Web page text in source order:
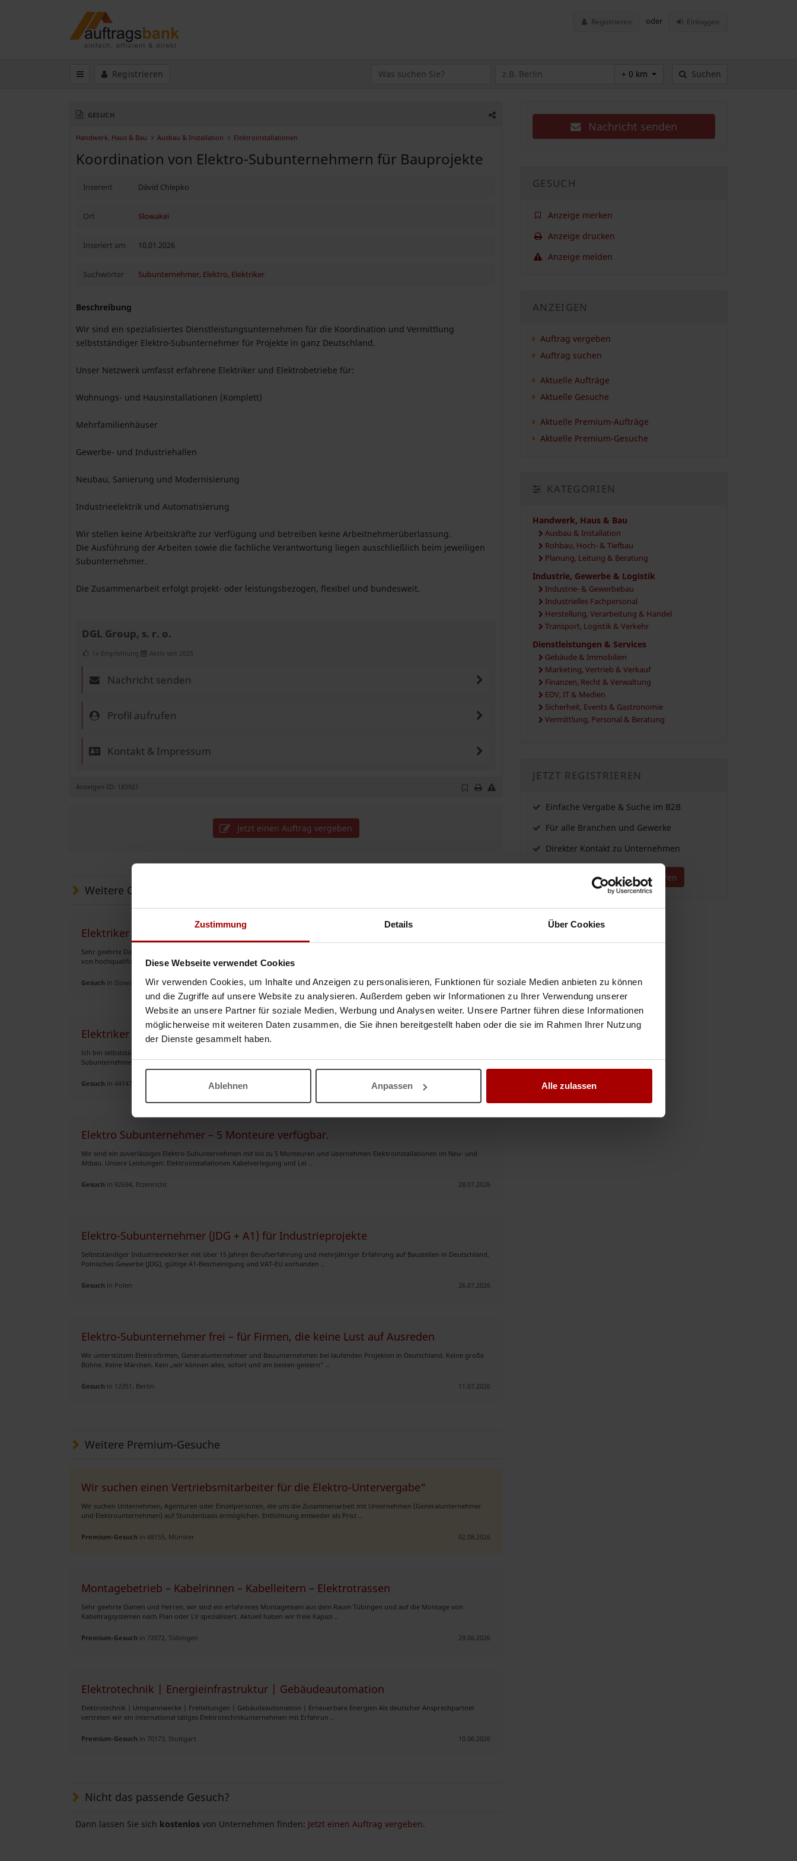
Zustimmung Details Über Cookies
Diese Webseite verwendet Cookies
Wir verwenden Cookies, um Inhalte und Anzeigen zu personalisieren, Funktionen für soziale Medien anbieten zu können
und die Zugriffe auf unsere Website zu analysieren. Außerdem geben wir Informationen zu Ihrer Verwendung unserer
Website an unsere Partner für soziale Medien, Werbung und Analysen weiter. Unsere Partner führen diese Informationen
möglicherweise mit weiteren Daten zusammen, die Sie ihnen bereitgestellt haben oder die sie im Rahmen Ihrer Nutzung
der Dienste gesammelt haben.
Ablehnen Anpassen Alle zulassen
Registrieren oder Einloggen
Registrieren + 0 km Suchen
GESUCH
Handwerk, Haus & Bau Ausbau & Installation Elektroinstallationen
Koordination von Elektro-Subunternehmern für Bauprojekte
Inserent Dávid Chlepko
Ort Slowakei
Inseriert am 10.01.2026
Suchwörter Subunternehmer, Elektro, Elektriker
Beschreibung
Wir sind ein spezialisiertes Dienstleistungsunternehmen für die Koordination und Vermittlung
selbstständiger Elektro-Subunternehmer für Projekte in ganz Deutschland.
Unser Netzwerk umfasst erfahrene Elektriker und Elektrobetriebe für:
Wohnungs- und Hausinstallationen (Komplett)
Mehrfamilienhäuser
Gewerbe- und Industriehallen
Neubau, Sanierung und Modernisierung
Industrieelektrik und Automatisierung
Wir stellen keine Arbeitskräfte zur Verfügung und betreiben keine Arbeitnehmerüberlassung.
Die Ausführung der Arbeiten sowie die fachliche Verantwortung liegen ausschließlich beim jeweiligen
Subunternehmer.
Die Zusammenarbeit erfolgt projekt- oder leistungsbezogen, flexibel und bundesweit.
DGL Group, s. r. o.
1x Empfehlung Aktiv seit 2025
Nachricht senden
Profil aufrufen
Kontakt & Impressum
Anzeigen-ID: 183921
Jetzt einen Auftrag vergeben
Weitere Gesuche
Elektriker Subunternehmer gesucht?
Sehr geehrte Damen und Herren, hiermit möchten wir Ihnen die Firma TatraMont s.r.o. vorstellen. Wir sind auf die Bereitstellung
von hochqualifizierten Elektrofachkräften für Bau- und Industrieproje ..
Gesuch in Slowakei 03.08.2026
Elektriker / Subunternehmer für Elektroinstallationen
Ich bin selbstständiger Elektroniker für Energie- und Gebäudetechnik und suche Aufträge oder eine Zusammenarbeit als
Subunternehmer. Meine Leistungen: - Elektroinstallationen - Beleuchtung - Ste ..
Gesuch in 44147, Dortmund
Elektro Subunternehmer – 5 Monteure verfügbar.
Wir sind ein zuverlässiges Elektro-Subunternehmen mit bis zu 5 Monteuren und übernehmen Elektroinstallationen im Neu- und
Altbau. Unsere Leistungen: Elektroinstallationen Kabelverlegung und Lei ..
Gesuch in 92694, Etzenricht 28.07.2026
Elektro-Subunternehmer (JDG + A1) für Industrieprojekte
Selbstständiger Industrieelektriker mit über 15 Jahren Berufserfahrung und mehrjähriger Erfahrung auf Baustellen in Deutschland.
Polnisches Gewerbe (JDG), gültige A1-Bescheinigung und VAT-EU vorhanden ..
Gesuch in Polen 26.07.2026
Elektro-Subunternehmer frei – für Firmen, die keine Lust auf Ausreden
Wir unterstützen Elektrofirmen, Generalunternehmer und Bauunternehmen bei laufenden Projekten in Deutschland. Keine große
Bühne. Keine Märchen. Kein „wir können alles, sofort und am besten gestern“ ..
Gesuch in 12351, Berlin 11.07.2026
Weitere Premium-Gesuche
Wir suchen einen Vertriebsmitarbeiter für die Elektro-Untervergabe“
Wir suchen Unternehmen, Agenturen oder Einzelpersonen, die uns die Zusammenarbeit mit Unternehmen (Generalunternehmer
und Elektrounternehmen) auf Stundenbasis ermöglichen. Entlohnung entweder als Proz ..
Premium-Gesuch in 48155, Münster 02.08.2026
Montagebetrieb – Kabelrinnen – Kabelleitern – Elektrotrassen
Sehr geehrte Damen und Herren, wir sind ein erfahrenes Montageteam aus dem Raum Tübingen und auf die Montage von
Kabeltragsystemen nach Plan oder LV spezialisiert. Aktuell haben wir freie Kapazi ..
Premium-Gesuch in 72072, Tübingen 29.06.2026
Elektrotechnik | Energieinfrastruktur | Gebäudeautomation
Elektrotechnik | Umspannwerke | Freileitungen | Gebäudeautomation | Erneuerbare Energien Als deutscher Ansprechpartner
vertreten wir ein international tätiges Elektrotechnikunternehmen mit Erfahrun ..
Premium-Gesuch in 70173, Stuttgart 10.06.2026
Nicht das passende Gesuch?
Dann lassen Sie sich kostenlos von Unternehmen finden: Jetzt einen Auftrag vergeben.
Nachricht senden
GESUCH
Anzeige merken
Anzeige drucken
Anzeige melden
ANZEIGEN
Auftrag vergeben
Auftrag suchen
Aktuelle Aufträge
Aktuelle Gesuche
Aktuelle Premium-Aufträge
Aktuelle Premium-Gesuche
KATEGORIEN
Handwerk, Haus & Bau
Ausbau & Installation
Rohbau, Hoch- & Tiefbau
Planung, Leitung & Beratung
Industrie, Gewerbe & Logistik
Industrie- & Gewerbebau
Industrielles Fachpersonal
Herstellung, Verarbeitung & Handel
Transport, Logistik & Verkehr
Dienstleistungen & Services
Gebäude & Immobilien
Marketing, Vertrieb & Verkauf
Finanzen, Recht & Verwaltung
EDV, IT & Medien
Sicherheit, Events & Gastronomie
Vermittlung, Personal & Beratung
JETZT REGISTRIEREN
Einfache Vergabe & Suche im B2B
Für alle Branchen und Gewerke
Direkter Kontakt zu Unternehmen
Jetzt kostenlos registrieren